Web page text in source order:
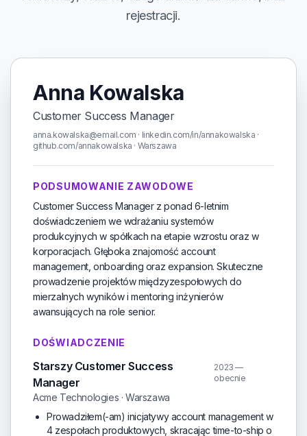
rejestracji.
Anna Kowalska
Customer Success Manager
anna.kowalska@email.com · linkedin.com/in/annakowalska ·
github.com/annakowalska · Warszawa
PODSUMOWANIE ZAWODOWE
Customer Success Manager z ponad 6-letnim
doświadczeniem we wdrażaniu systemów
produkcyjnych w spółkach na etapie wzrostu oraz w
korporacjach. Głęboka znajomość account
management, onboarding oraz expansion. Skuteczne
prowadzenie projektów międzyzespołowych do
mierzalnych wyników i mentoring inżynierów
awansujących na role senior.
DOŚWIADCZENIE
Starszy Customer Success
Manager
2023 —
obecnie
Acme Technologies · Warszawa
Prowadziłem(-am) inicjatywy account management w
4 zespołach produktowych, skracając time-to-ship o